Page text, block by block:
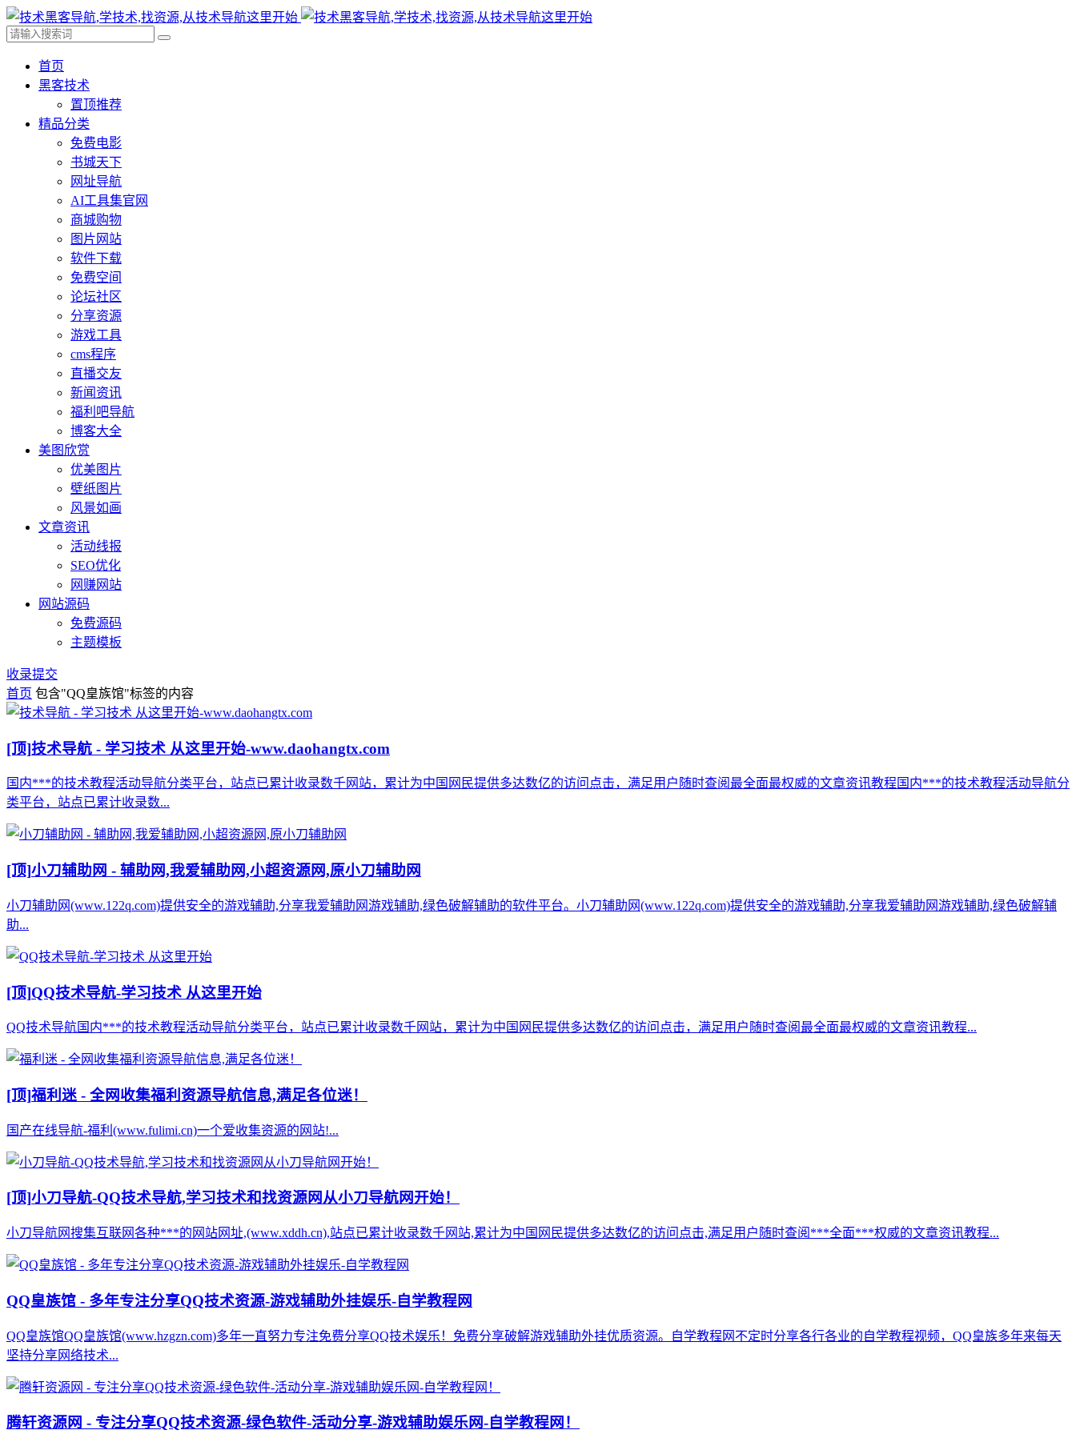
首页
黑客技术
置顶推荐
精品分类
免费电影
书城天下
网址导航
AI工具集官网
商城购物
图片网站
软件下载
免费空间
论坛社区
分享资源
游戏工具
cms程序
直播交友
新闻资讯
福利吧导航
博客大全
美图欣赏
优美图片
壁纸图片
风景如画
文章资讯
活动线报
SEO优化
网赚网站
网站源码
免费源码
主题模板
收录提交
首页 包含"QQ皇族馆"标签的内容
[顶]技术导航 - 学习技术 从这里开始-www.daohangtx.com
国内***的技术教程活动导航分类平台，站点已累计收录数千网站，累计为中国网民提供多达数亿的访问点击，满足用户随时查阅最全面最权威的文章资讯教程国内***的技术教程活动导航分
类平台，站点已累计收录数...
[顶]小刀辅助网 - 辅助网,我爱辅助网,小超资源网,原小刀辅助网
小刀辅助网(www.122q.com)提供安全的游戏辅助,分享我爱辅助网游戏辅助,绿色破解辅助的软件平台。小刀辅助网(www.122q.com)提供安全的游戏辅助,分享我爱辅助网游戏辅助,绿色破解辅
助...
[顶]QQ技术导航-学习技术 从这里开始
QQ技术导航国内***的技术教程活动导航分类平台，站点已累计收录数千网站，累计为中国网民提供多达数亿的访问点击，满足用户随时查阅最全面最权威的文章资讯教程...
[顶]福利迷 - 全网收集福利资源导航信息,满足各位迷！
国产在线导航-福利(www.fulimi.cn)一个爱收集资源的网站!...
[顶]小刀导航-QQ技术导航,学习技术和找资源网从小刀导航网开始！
小刀导航网搜集互联网各种***的网站网址,(www.xddh.cn),站点已累计收录数千网站,累计为中国网民提供多达数亿的访问点击,满足用户随时查阅***全面***权威的文章资讯教程...
QQ皇族馆 - 多年专注分享QQ技术资源-游戏辅助外挂娱乐-自学教程网
QQ皇族馆QQ皇族馆(www.hzgzn.com)多年一直努力专注免费分享QQ技术娱乐！免费分享破解游戏辅助外挂优质资源。自学教程网不定时分享各行各业的自学教程视频，QQ皇族多年来每天
坚持分享网络技术...
腾轩资源网 - 专注分享QQ技术资源-绿色软件-活动分享-游戏辅助娱乐网-自学教程网！